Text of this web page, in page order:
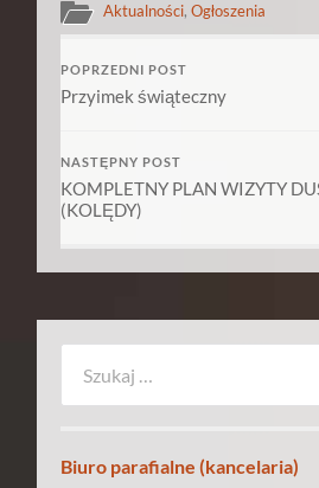
Aktualności,Ogłoszenia
POPRZEDNI POST
Przyimek świąteczny
NASTĘPNY POST
KOMPLETNY PLAN WIZYTY
(KOLĘDY)
Biuro parafialne (kancelaria)